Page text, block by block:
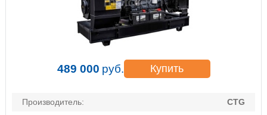
489 000 руб. Купить
Производитель:
CTG